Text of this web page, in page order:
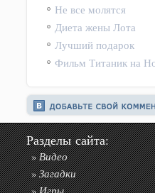
Не все молятся
Диета жены Лота
Лучший подарок
Фильм Титаник на
Разделы сайта:
»Видео
»Загадки